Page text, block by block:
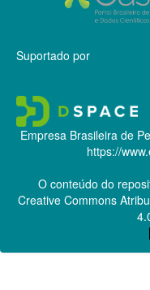
Suportado por
Empresa Brasileira de
https://
O conteúdo do
Creative Commons